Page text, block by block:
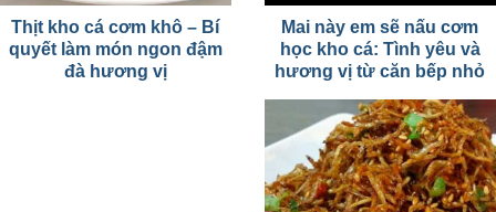
Thịt kho cá cơm khô – Bí
quyết làm món ngon đậm
đà hương vị
Mai này em sẽ nấu cơm
học kho cá: Tình yêu và
hương vị từ căn bếp nhỏ